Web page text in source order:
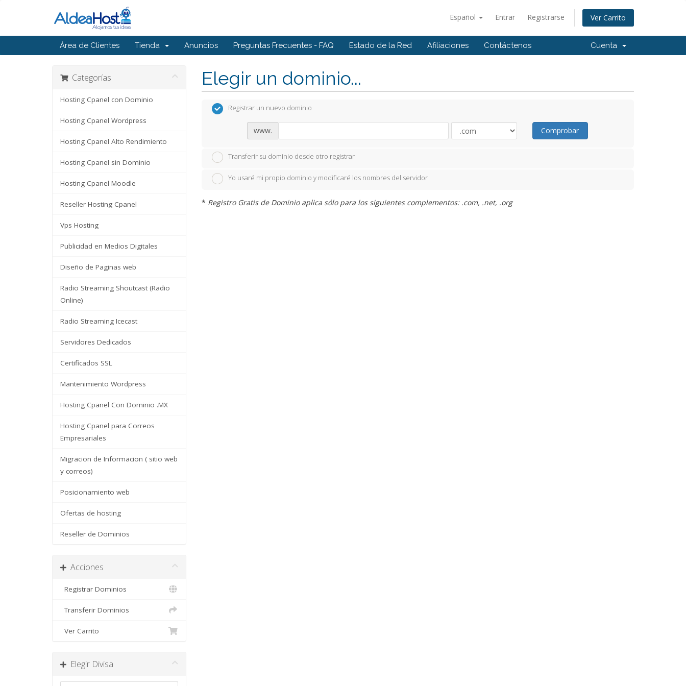
Español Entrar Registrarse Ver Carrito
Área de Clientes Tienda Anuncios Preguntas Frecuentes - FAQ Estado de la Red Afiliaciones Contáctenos Cuenta
Categorías
Hosting Cpanel con Dominio
Hosting Cpanel Wordpress
Hosting Cpanel Alto Rendimiento
Hosting Cpanel sin Dominio
Hosting Cpanel Moodle
Reseller Hosting Cpanel
Vps Hosting
Publicidad en Medios Digitales
Diseño de Paginas web
Radio Streaming Shoutcast (Radio
Online)
Radio Streaming Icecast
Servidores Dedicados
Certificados SSL
Mantenimiento Wordpress
Hosting Cpanel Con Dominio .MX
Hosting Cpanel para Correos
Empresariales
Migracion de Informacion ( sitio web
y correos)
Posicionamiento web
Ofertas de hosting
Reseller de Dominios
Acciones
Registrar Dominios
Transferir Dominios
Ver Carrito
Elegir Divisa
Elegir un dominio...
Registrar un nuevo dominio
www. Comprobar
Transferir su dominio desde otro registrar
Yo usaré mi propio dominio y modificaré los nombres del servidor
* Registro Gratis de Dominio aplica sólo para los siguientes complementos: .com, .net, .org